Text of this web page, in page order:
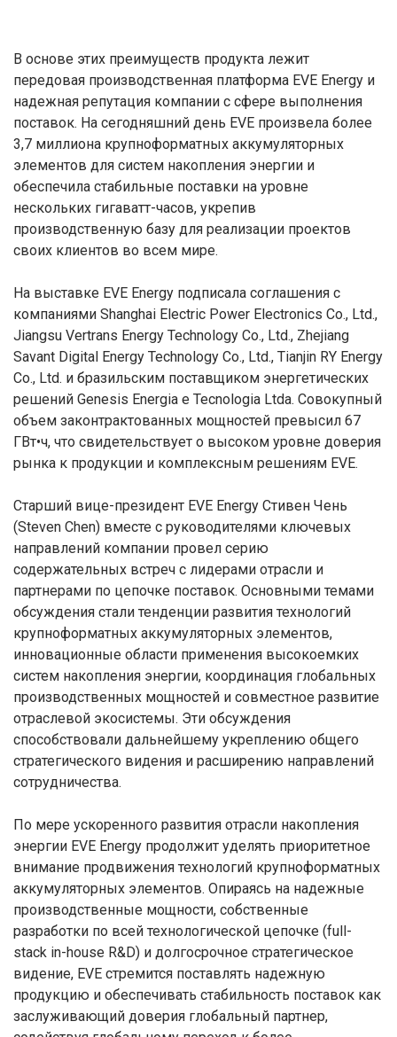
В основе этих преимуществ продукта лежит
передовая производственная платформа EVE Energy и
надежная репутация компании с сфере выполнения
поставок. На сегодняшний день EVE произвела более
3,7 миллиона крупноформатных аккумуляторных
элементов для систем накопления энергии и
обеспечила стабильные поставки на уровне
нескольких гигаватт-часов, укрепив
производственную базу для реализации проектов
своих клиентов во всем мире.
На выставке EVE Energy подписала соглашения с
компаниями Shanghai Electric Power Electronics Co., Ltd.,
Jiangsu Vertrans Energy Technology Co., Ltd., Zhejiang
Savant Digital Energy Technology Co., Ltd., Tianjin RY Energy
Co., Ltd. и бразильским поставщиком энергетических
решений Genesis Energia e Tecnologia Ltda. Совокупный
объем законтрактованных мощностей превысил 67
ГВт•ч, что свидетельствует о высоком уровне доверия
рынка к продукции и комплексным решениям EVE.
Старший вице-президент EVE Energy Стивен Чень
(Steven Chen) вместе с руководителями ключевых
направлений компании провел серию
содержательных встреч с лидерами отрасли и
партнерами по цепочке поставок. Основными темами
обсуждения стали тенденции развития технологий
крупноформатных аккумуляторных элементов,
инновационные области применения высокоемких
систем накопления энергии, координация глобальных
производственных мощностей и совместное развитие
отраслевой экосистемы. Эти обсуждения
способствовали дальнейшему укреплению общего
стратегического видения и расширению направлений
сотрудничества.
По мере ускоренного развития отрасли накопления
энергии EVE Energy продолжит уделять приоритетное
внимание продвижения технологий крупноформатных
аккумуляторных элементов. Опираясь на надежные
производственные мощности, собственные
разработки по всей технологической цепочке (full-
stack in-house R&D) и долгосрочное стратегическое
видение, EVE стремится поставлять надежную
продукцию и обеспечивать стабильность поставок как
заслуживающий доверия глобальный партнер,